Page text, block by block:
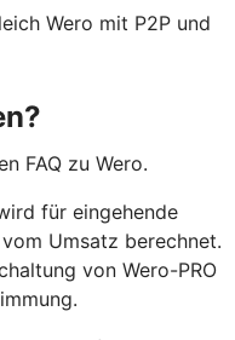
Wero mit P2P und
FAQ zu Wero.
für eingehende
Umsatz berechnet.
von Wero-PRO